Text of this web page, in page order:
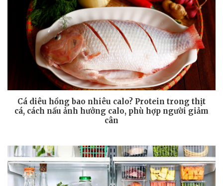
Cá diêu hồng bao nhiêu calo? Protein trong thịt
cá, cách nấu ảnh hưởng calo, phù hợp người giảm
cân